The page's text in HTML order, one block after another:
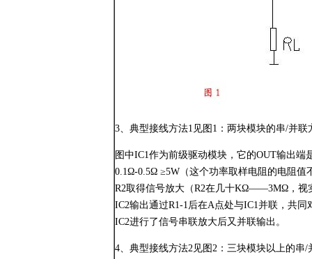
3、典型接线方法1见图1：两块模块的串/并联
图中IC1作为前级驱动模块，它的OUT输出
0.1Ω-0.5Ω ≥5W（这个功率取样电阻的电阻值
R2取得信号放大（R2在几十KΩ——3MΩ，视
IC2输出通过R1-1后在A点处与IC1并联，共
IC2进行了信号串联放大后又并联输出。
4、典型接线方法2见图2：三块模块以上的串/